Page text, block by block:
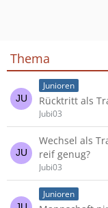
Thema
Junioren
Rücktritt als
Jubi03
Wechsel als
reif genug?
Jubi03
Junioren